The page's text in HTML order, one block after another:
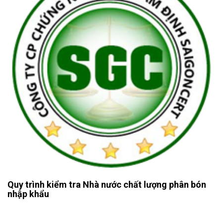
Quy trình kiểm tra Nhà nước chất lượng phân bón
nhập khẩu